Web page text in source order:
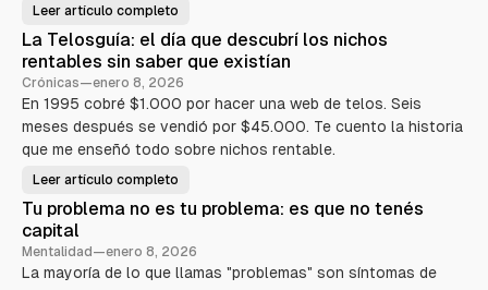
s
e
ñ
o
i
m
p
o
s
i
l
e
i
r
a
i
n
v
e
r
s
d
e
s
t
e
m
H
b
t
o
A
t
ó
m
i
o
d
a
m
e
Leer artículo completo
La Telosguía: el día que descubrí los nichos
rentables sin saber que existían
Crónicas—enero 8, 2026
En 1995 cobré $1.000 por hacer una web de telos. Seis
meses después se vendió por $45.000. Te cuento la historia
que me enseñó todo sobre nichos rentable.
L
T
o
g
Leer artículo completo
Tu problema no es tu problema: es que no tenés
capital
Mentalidad —enero 8, 2026
La mayoría de lo que llamas "problemas" son síntomas de